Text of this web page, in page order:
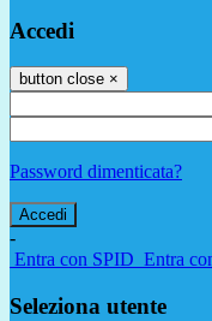
Accedi
button close ×
Password dimenticata?
-
Entra con SPID Entra
Seleziona utente